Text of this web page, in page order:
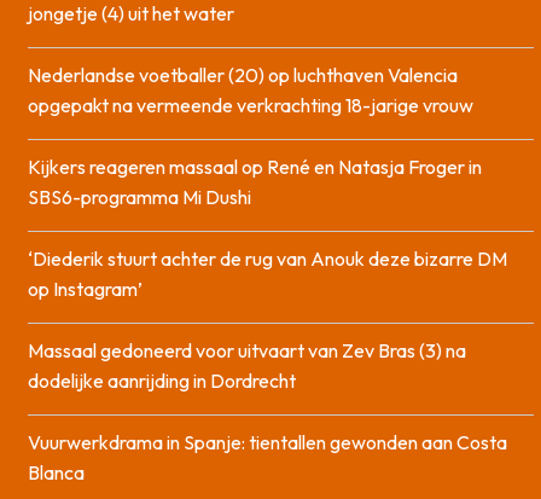
jongetje (4) uit het water
Nederlandse voetballer (20) op luchthaven Valencia
opgepakt na vermeende verkrachting 18-jarige vrouw
Kijkers reageren massaal op René en Natasja Froger in
SBS6-programma Mi Dushi
‘Diederik stuurt achter de rug van Anouk deze bizarre DM
op Instagram’
Massaal gedoneerd voor uitvaart van Zev Bras (3) na
dodelijke aanrijding in Dordrecht
Vuurwerkdrama in Spanje: tientallen gewonden aan Costa
Blanca